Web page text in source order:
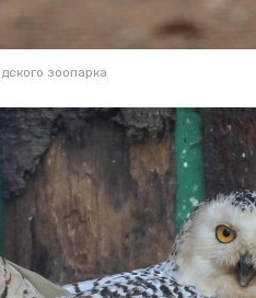
зоопарка